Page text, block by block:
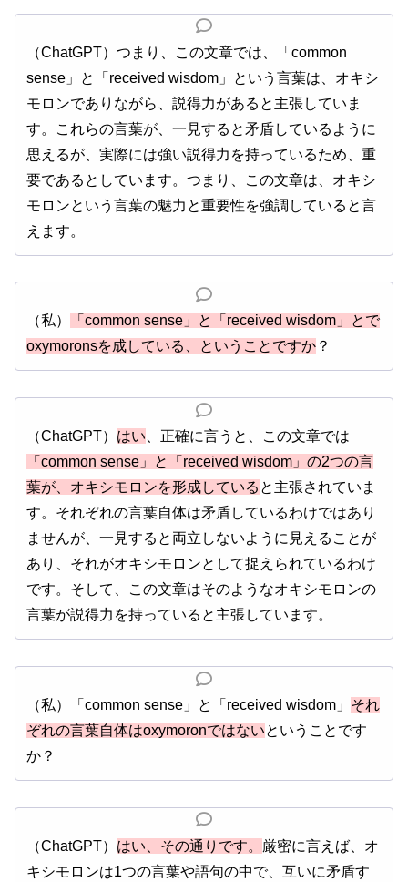
（ChatGPT）つまり、この文章では、「common
sense」と「received wisdom」という言葉は、オキシ
モロンでありながら、説得力があると主張していま
す。これらの言葉が、一見すると矛盾しているように
思えるが、実際には強い説得力を持っているため、重
要であるとしています。つまり、この文章は、オキシ
モロンという言葉の魅力と重要性を強調していると言
えます。
（私）
「common sense」と「received wisdom」とで
oxymoronsを成している、ということですか ？
（ChatGPT） はい 、正確に言うと、この文章では
「common sense」と「received wisdom」の2つの言
葉が、オキシモロンを形成している と主張されていま
す。それぞれの言葉自体は矛盾しているわけではあり
ませんが、一見すると両立しないように見えることが
あり、それがオキシモロンとして捉えられているわけ
です。そして、この文章はそのようなオキシモロンの
言葉が説得力を持っていると主張しています。
（私）「common sense」と「received wisdom」 それ
ぞれの言葉自体はoxymoronではないということです
か？
（ChatGPT） はい、その通りです。 厳密に言えば、オ
キシモロンは1つの言葉や語句の中で、互いに矛盾す